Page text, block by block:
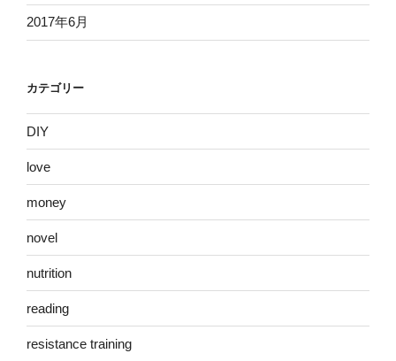
2017年6月
カテゴリー
DIY
love
money
novel
nutrition
reading
resistance training